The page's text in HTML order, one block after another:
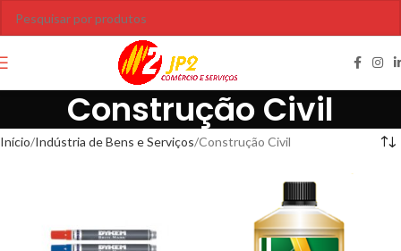
Construção Civil
Início Indústria de Bens e Serviços Construção Civil